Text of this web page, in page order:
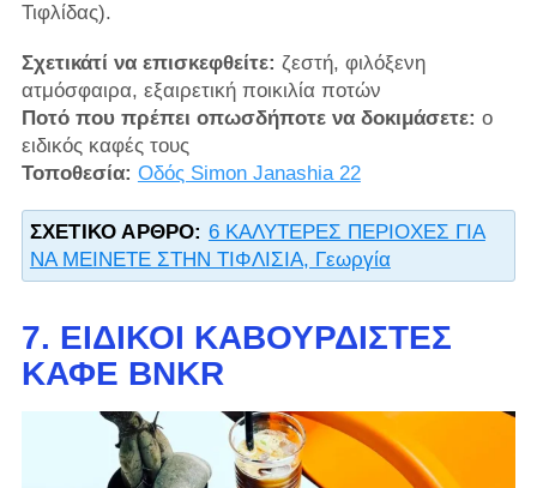
Τιφλίδας).
Σχετικάτί να επισκεφθείτε: ζεστή, φιλόξενη
ατμόσφαιρα, εξαιρετική ποικιλία ποτών
Ποτό που πρέπει οπωσδήποτε να δοκιμάσετε: ο
ειδικός καφές τους
Τοποθεσία: Οδός Simon Janashia 22
ΣΧΕΤΙΚΌ ΆΡΘΡΟ: 6 ΚΑΛΥΤΕΡΕΣ ΠΕΡΙΟΧΕΣ ΓΙΑ
ΝΑ ΜΕΙΝΕΤΕ ΣΤΗΝ ΤΙΦΛΙΣΙΑ, Γεωργία
7. ΕΙΔΙΚΟΊ ΚΑΒΟΥΡΔΙΣΤΈΣ
ΚΑΦΈ BNKR